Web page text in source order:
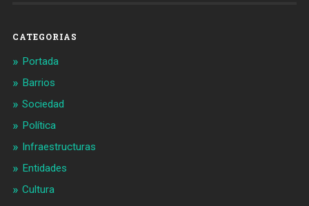
CATEGORIAS
Portada
Barrios
Sociedad
Política
Infraestructuras
Entidades
Cultura